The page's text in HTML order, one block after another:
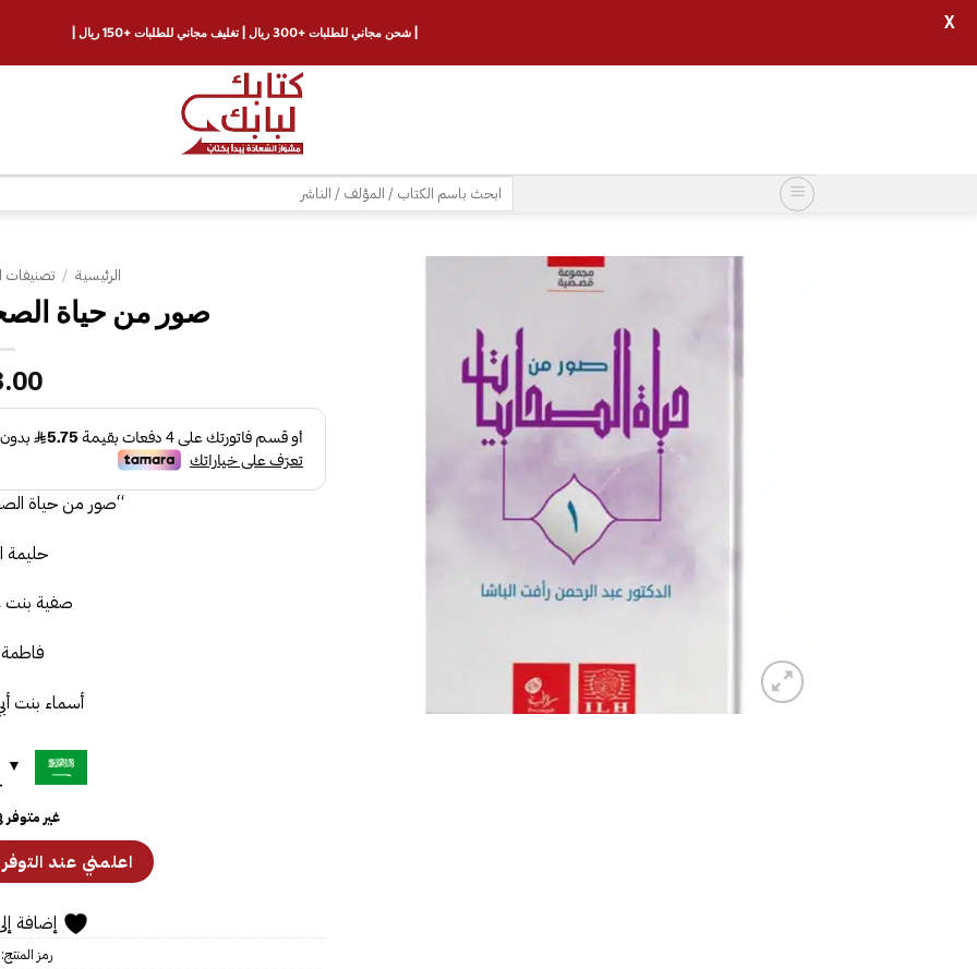
البحث
عن:
الرئيسية / تصنيفات
صور من حياة
“صور من حياة
حليمة
صفية بنت
فاطمة
أسماء بنت
غير
إضافة
رمز
| شحن مجاني للطلبات +300 ريال | تغليف مجاني للطلبات +150 ريال | X